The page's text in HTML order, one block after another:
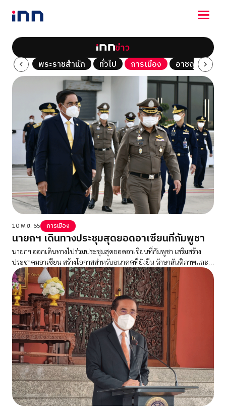
NEWS
ENTERTAINMENT
LIFESTYLE
HOROSCOPE
LOTTERY
VIDEO
ร่วมด้วยช่วยกัน
ข่าว
Tech พระราชสำนัก ทั่วไป การเมือง อาชญากรรม
10 พ.ย. 65 การเมือง
นายกฯ เดินทางประชุมสุดยอดอาเซียนที่กัมพูชา
นายกฯ ออกเดินทางไปร่วมประชุมสุดยอดอาเซียนที่กัมพูชา เสริมสร้าง
ประชาคมอาเซียน สร้างโอกาสสำหรับอนาคตที่ยั่งยืน รักษาสันติภาพและ
ความมั่นคงในภูมิภาค